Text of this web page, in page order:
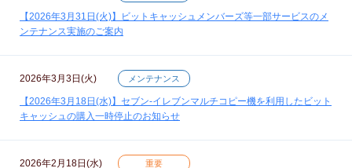
【2026年3月31日(火)】ビットキャッシュメンバーズ等一部サービスのメ
ンテナンス実施のご案内
2026年3月3日(火) メンテナンス
【2026年3月18日(水)】セブン‐イレブンマルチコピー機を利用したビット
キャッシュの購入一時停止のお知らせ
2026年2月18日(水) 重要